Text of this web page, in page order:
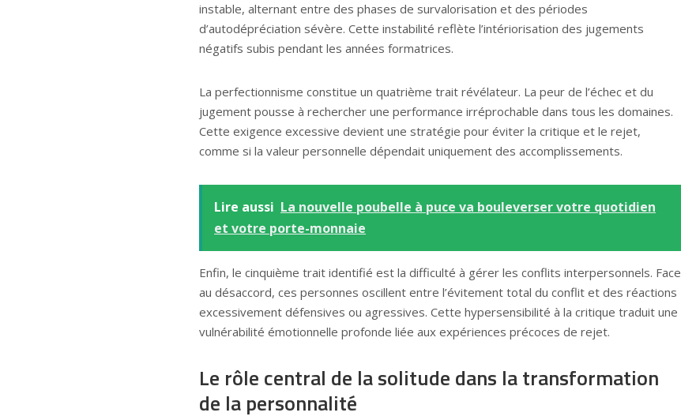
instable, alternant entre des phases de survalorisation et des périodes
d’autodépréciation sévère. Cette instabilité reflète l’intériorisation des jugements
négatifs subis pendant les années formatrices.
La perfectionnisme constitue un quatrième trait révélateur. La peur de l’échec et du
jugement pousse à rechercher une performance irréprochable dans tous les domaines.
Cette exigence excessive devient une stratégie pour éviter la critique et le rejet,
comme si la valeur personnelle dépendait uniquement des accomplissements.
Lire aussi La nouvelle poubelle à puce va bouleverser votre quotidien
et votre porte-monnaie
Enfin, le cinquième trait identifié est la difficulté à gérer les conflits interpersonnels. Face
au désaccord, ces personnes oscillent entre l’évitement total du conflit et des réactions
excessivement défensives ou agressives. Cette hypersensibilité à la critique traduit une
vulnérabilité émotionnelle profonde liée aux expériences précoces de rejet.
Le rôle central de la solitude dans la transformation
de la personnalité